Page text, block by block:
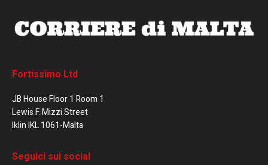
Fortissimo Ltd
JB House Floor 1 Room 1
Lewis F. Mizzi Street
Iklin IKL 1061-Malta
Seguici sui social